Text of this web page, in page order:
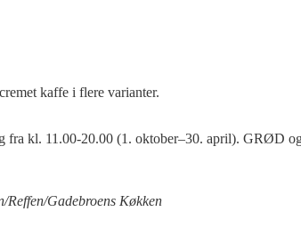
kaffe i flere varianter.
fra kl. 11.00-20.00 (1. oktober–30. april). GRØD
Gadebroens Køkken